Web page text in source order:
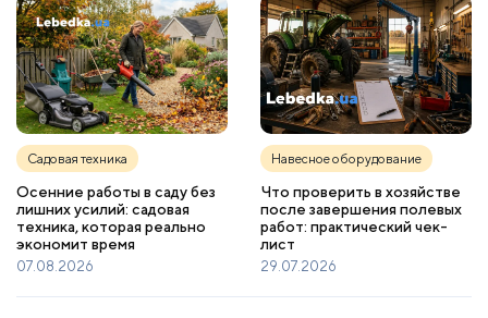
Садовая техника
Осенние работы в саду без
лишних усилий: садовая
техника, которая реально
экономит время
07.08.2026
Навесное оборудование
Что проверить в хозяйстве
после завершения полевых
работ: практический чек-
лист
29.07.2026